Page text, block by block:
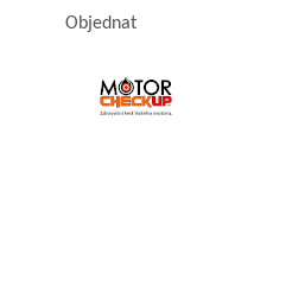
Objednat